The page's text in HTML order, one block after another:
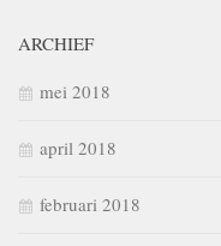
ARCHIEF
mei 2018
april 2018
februari 2018